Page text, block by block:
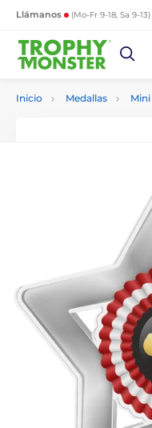
Llámanos (Mo-Fr 9-18, Sa 9-13)
Inicio Medallas